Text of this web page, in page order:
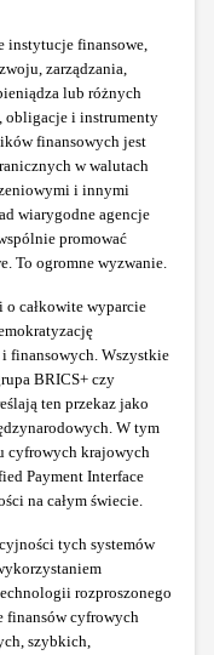
instytucje finansowe,
zarządzania,
lub różnych
obligacje i instrumenty
finansowych jest
w walutach
i innymi
wiarygodne agencje
promować
To ogromne wyzwanie.
całkowite wyparcie
finansowych. Wszystkie
BRICS+ czy
ten przekaz jako
W tym
cyfrowych krajowych
Payment Interface
na całym świecie.
tych systemów
rozproszonego
finansów cyfrowych
szybkich,